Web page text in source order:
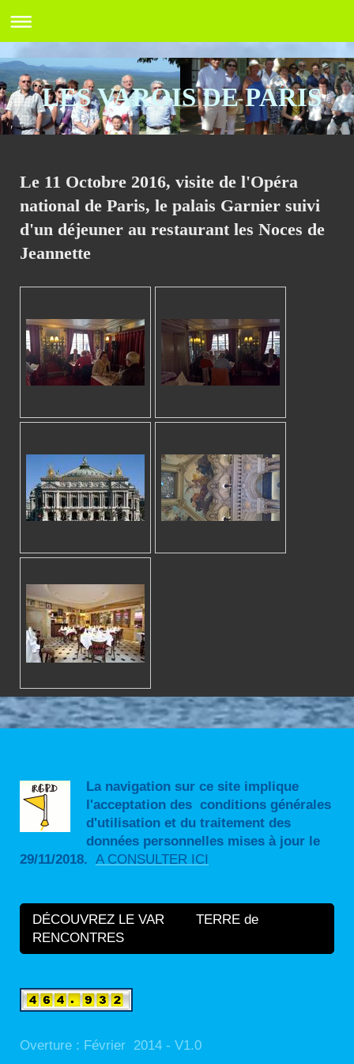
LES VAROIS DE PARIS
Le 11 Octobre 2016, visite de l'Opéra
national de Paris, le palais Garnier suivi
d'un déjeuner au restaurant les Noces de
Jeannette
La navigation sur ce site implique
l'acceptation des conditions générales
d'utilisation et du traitement des
données personnelles mises à jour le
29/11/2018. A CONSULTER ICI
DÉCOUVREZ LE VAR TERRE de
RENCONTRES
Overture : Février 2014 - V1.0